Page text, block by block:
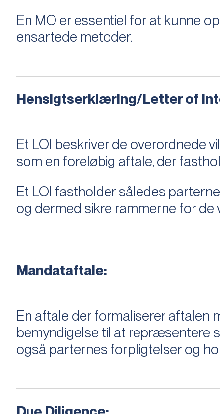
En MO er essentiel for at kunne
ensartede metoder.
Hensigtserklæring/Letter of
Et LOI beskriver de overordnede
som en foreløbig aftale, der
Et LOI fastholder således
og dermed sikre rammerne for de
Mandataftale:
En aftale der formaliserer
bemyndigelse til at repræsentere
også parternes forpligtelser og